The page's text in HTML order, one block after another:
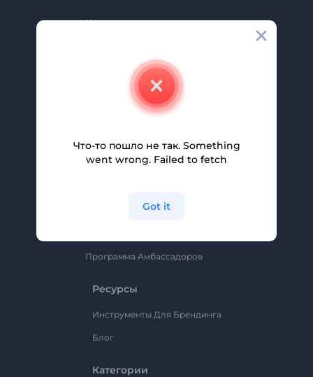
Компания
Свяжитесь С Нами
Помощь И Поддержка
Партнерская Программа
Политика Конфиденциальности
Программа Амбассадоров
Ресурсы
Инструменты Для Брендинга
Блог
Категории
Что-то пошло не так. Something
went wrong. Failed to fetch
Got it